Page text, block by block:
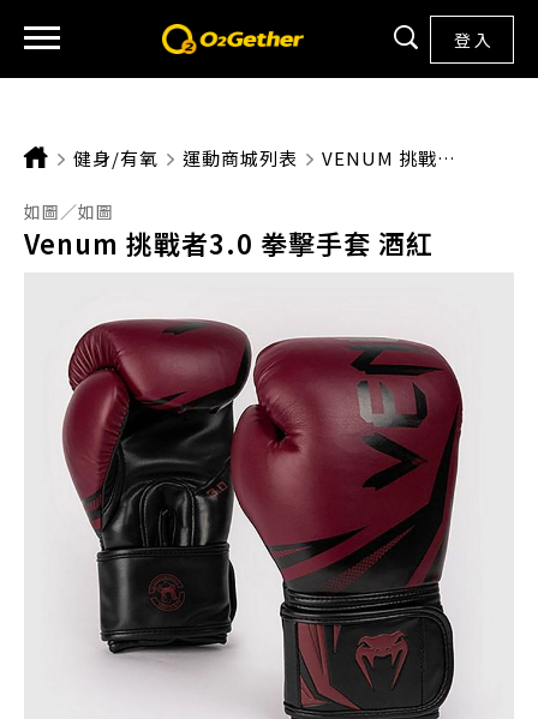
登 入
健身/有氧 運動商城列表 CURRENT: VENUM 挑戰者3.0 拳擊手套 酒紅
如圖／如圖
Venum 挑戰者3.0 拳擊手套 酒紅